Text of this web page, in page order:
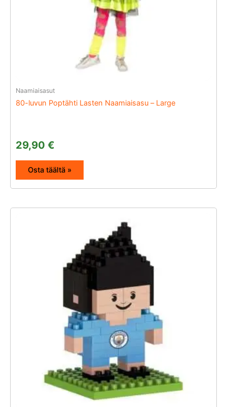
Naamiaisasut
80-luvun Poptähti Lasten Naamiaisasu – Large
29,90 €
Osta täältä »